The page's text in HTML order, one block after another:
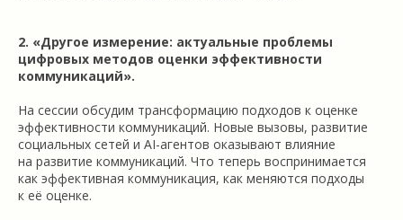
2. «Другое измерение: актуальные проблемы
цифровых методов оценки эффективности
коммуникаций».
На сессии обсудим трансформацию подходов к оценке
эффективности коммуникаций. Новые вызовы, развитие
социальных сетей и AI-агентов оказывают влияние
на развитие коммуникаций. Что теперь воспринимается
как эффективная коммуникация, как меняются подходы
к её оценке.